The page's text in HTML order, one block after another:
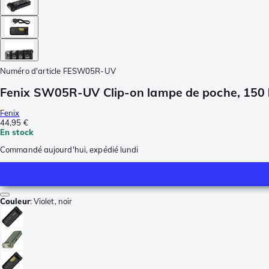
Numéro d'article FESW05R-UV
Fenix SW05R-UV Clip-on lampe de poche, 150
Fenix
44,95 €
En stock
Commandé aujourd'hui, expédié lundi
Couleur:Violet, noir